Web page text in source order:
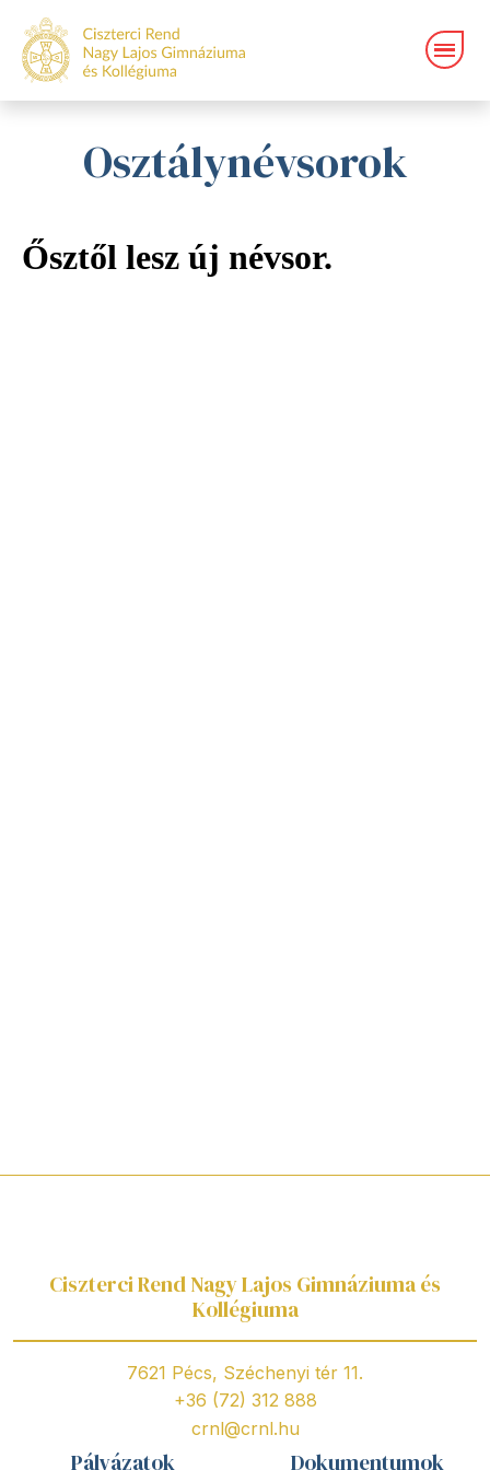
Osztálynévsorok
Ciszterci Rend Nagy Lajos Gimnáziuma és
Kollégiuma
7621 Pécs, Széchenyi tér 11.
+36 (72) 312 888
crnl@crnl.hu
Pályázatok Dokumentumok